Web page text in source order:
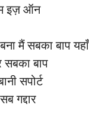
इज़ ऑन
मैं सबका बाप यहाँ
सबका बाप
सपोर्ट
गद्दार